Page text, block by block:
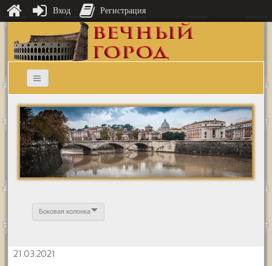
Боковая колонка
21.03.2021
Вход Регистрация